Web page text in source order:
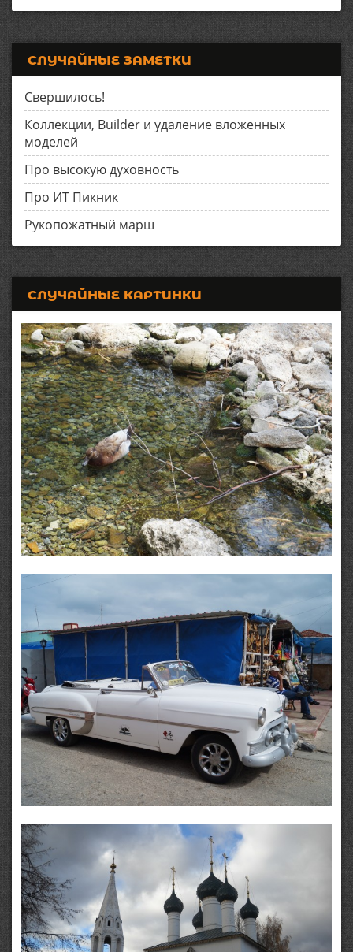
СЛУЧАЙНЫЕ ЗАМЕТКИ
Свершилось!
Коллекции, Builder и удаление вложенных
моделей
Про высокую духовность
Про ИТ Пикник
Рукопожатный марш
СЛУЧАЙНЫЕ КАРТИНКИ